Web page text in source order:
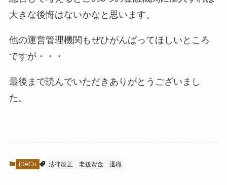
大きな後悔はないかなと思います。
他の運営管理機関もぜひがんばってほしいところ
ですが・・・
最後まで読んでいただきありがとうございまし
た。
iDeCo 法律改正 老後資金 退職